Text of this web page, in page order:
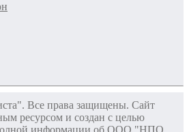
Все права защищены. Сайт
ресурсом и создан с целью
информации об ООО "НПО